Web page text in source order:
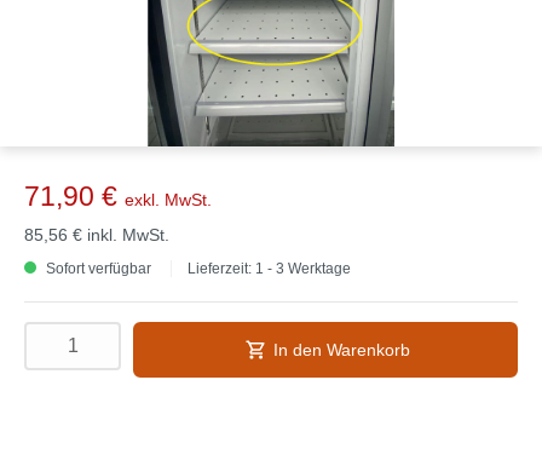
71,90 € exkl. MwSt.
85,56 € inkl. MwSt.
Sofort verfügbar Lieferzeit: 1 - 3 Werktage
In den Warenkorb